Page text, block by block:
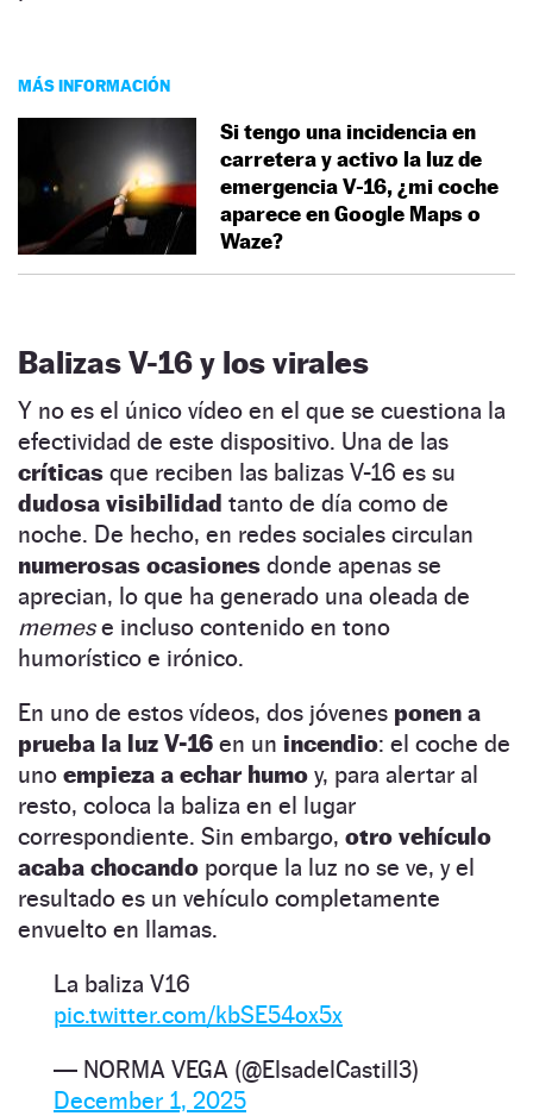
MÁS INFORMACIÓN
Si tengo una incidencia en
carretera y activo la luz de
emergencia V-16, ¿mi coche
aparece en Google Maps o
Waze?
Balizas V-16 y los virales
Y no es el único vídeo en el que se cuestiona la
efectividad de este dispositivo. Una de las
críticas que reciben las balizas V-16 es su
dudosa visibilidad tanto de día como de
noche. De hecho, en redes sociales circulan
numerosas ocasiones donde apenas se
aprecian, lo que ha generado una oleada de
memese incluso contenido en tono
humorístico e irónico.
En uno de estos vídeos, dos jóvenes ponen a
prueba la luz V-16 en un incendio: el coche de
uno empieza a echar humo y, para alertar al
resto, coloca la baliza en el lugar
correspondiente. Sin embargo, otro vehículo
acaba chocando porque la luz no se ve, y el
resultado es un vehículo completamente
envuelto en llamas.
La baliza V16
pic.twitter.com/kbSE54ox5x
— NORMA VEGA (@ElsadelCastill3)
December 1, 2025